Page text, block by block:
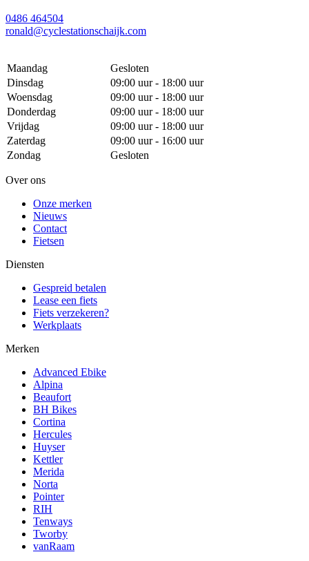
0486 464504
ronald@cyclestationschaijk.com
Maandag
Gesloten
Dinsdag
09:00 uur - 18:00 uur
Woensdag
09:00 uur - 18:00 uur
Donderdag
09:00 uur - 18:00 uur
Vrijdag
09:00 uur - 18:00 uur
Zaterdag
09:00 uur - 16:00 uur
Zondag
Gesloten
Over ons
Onze merken
Nieuws
Contact
Fietsen
Diensten
Gespreid betalen
Lease een fiets
Fiets verzekeren?
Werkplaats
Merken
Advanced Ebike
Alpina
Beaufort
BH Bikes
Cortina
Hercules
Huyser
Kettler
Merida
Norta
Pointer
RIH
Tenways
Tworby
vanRaam